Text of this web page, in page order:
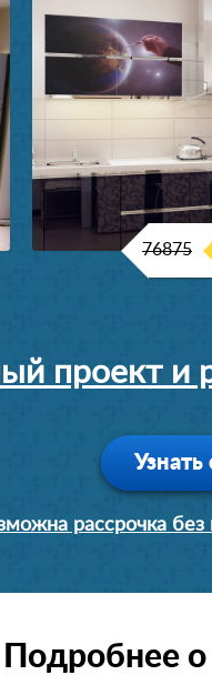
76875
проект
рассрочка
Подробнее